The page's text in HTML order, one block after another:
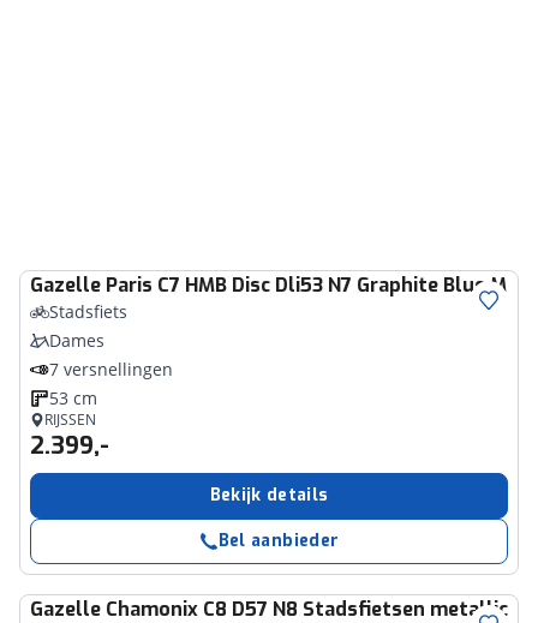
Gazelle Paris C7 HMB Disc Dli53 N7 Graphite Blue Matt
Stadsfiets
Dames
7 versnellingen
53 cm
RIJSSEN
2.399,-
Bekijk details
Bel aanbieder
Gazelle Chamonix C8 D57 N8 Stadsfietsen metallic